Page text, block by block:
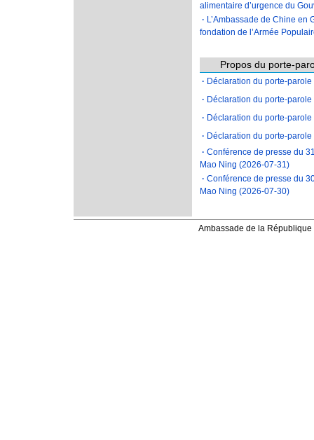
alimentaire d’urgence du
· L’Ambassade de Chine
fondation de l’Armée
Propos du porte-
· Déclaration du porte-
· Déclaration du porte-
· Déclaration du porte-
· Déclaration du porte-
· ​Conférence de presse du
Mao Ning (2026-07-31)
· Conférence de presse du
Mao Ning (2026-07-30)
Ambassade de la